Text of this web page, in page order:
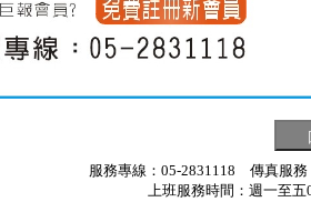
服務專線：05-2831118 傳真服
上班服務時間：週一至